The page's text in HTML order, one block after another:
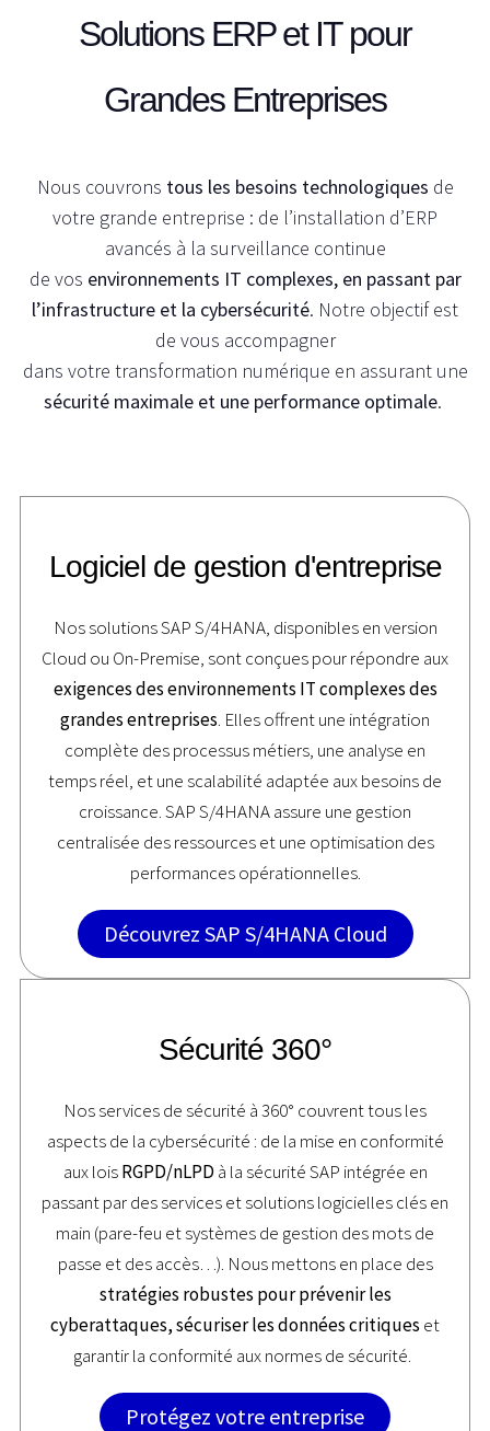
Solutions ERP et IT pour
Grandes Entreprises
Nous couvrons tous les besoins technologiques de
votre grande entreprise : de l’installation d’ERP
avancés à la surveillance continue
de vos environnements IT complexes, en passant par
l’infrastructure et la cybersécurité. Notre objectif est
de vous accompagner
dans votre transformation numérique en assurant une
sécurité maximale et une performance optimale.
Logiciel de gestion d'entreprise
Nos solutions SAP S/4HANA, disponibles en version
Cloud ou On-Premise, sont conçues pour répondre aux
exigences des environnements IT complexes des
grandes entreprises. Elles offrent une intégration
complète des processus métiers, une analyse en
temps réel, et une scalabilité adaptée aux besoins de
croissance. SAP S/4HANA assure une gestion
centralisée des ressources et une optimisation des
performances opérationnelles.
Découvrez SAP S/4HANA Cloud
Sécurité 360°
Nos services de sécurité à 360° couvrent tous les
aspects de la cybersécurité : de la mise en conformité
aux loisRGPD/nLPD à la sécurité SAP intégrée en
passant par des services et solutions logicielles clés en
main (pare-feu et systèmes de gestion des mots de
passe et des accès…). Nous mettons en place des
stratégies robustes pour prévenir les
cyberattaques, sécuriser les données critiques et
garantir la conformité aux normes de sécurité.
Protégez votre entreprise